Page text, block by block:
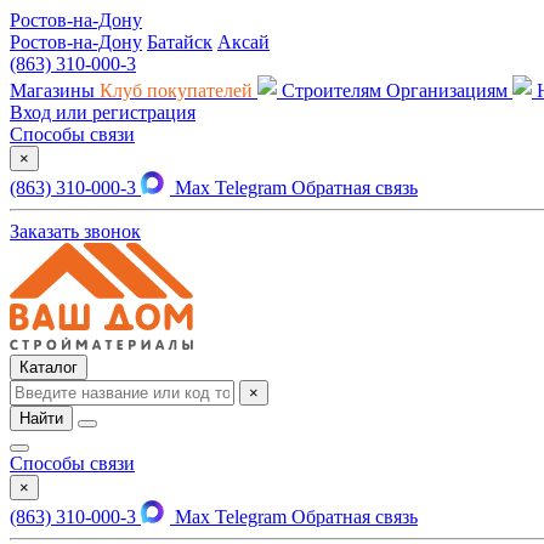
Ростов-на-Дону
Ростов-на-Дону Батайск Аксай
(863) 310-000-3
Магазины Клуб покупателей Строителям Организациям
Вход или регистрация
Способы связи
×
(863) 310-000-3 Max Telegram Обратная связь
Заказать звонок
Каталог
×
Найти
Способы связи
×
(863) 310-000-3 Max Telegram Обратная связь